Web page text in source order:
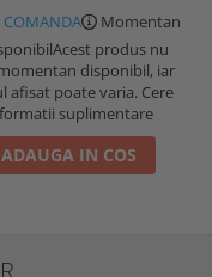
COMANDA
Momentan
Acest produs nu
disponibil, iar
afisat poate varia. Cere
suplimentare
ADAUGA IN COS